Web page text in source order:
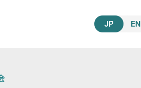
JP EN